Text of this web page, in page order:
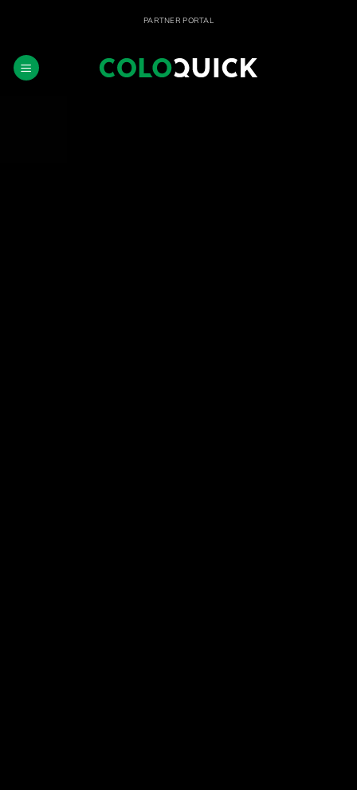
PARTNER PORTAL